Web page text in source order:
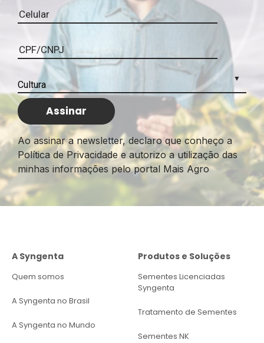
Ao assinar a newsletter, declaro que conheço a
Política de Privacidade e autorizo a utilização das
minhas informações pelo portal Mais Agro
A Syngenta
Quem somos
A Syngenta no Brasil
A Syngenta no Mundo
Produtos e Soluções
Sementes Licenciadas
Syngenta
Tratamento de Sementes
Sementes NK